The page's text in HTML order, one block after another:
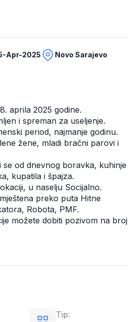
Apr-2025 Novo Sarajevo
aprila 2025 godine.
i spreman za useljenje.
period, najmanje godinu.
žene, mladi bračni parovi i
se od dnevnog boravka, kuhinje
kupatila i špajza.
u naselju Socijalno.
preko puta Hitne
Robota, PMF.
možete dobiti pozivom na broj
Tip: